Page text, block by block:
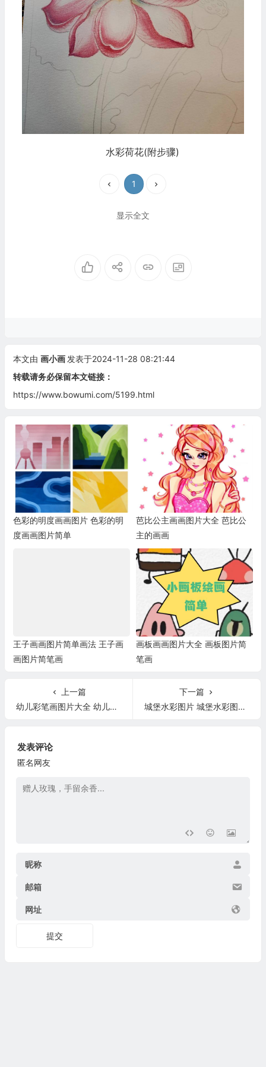
水彩荷花(附步骤)
1
显示全文
本文由 画小画 发表于2024-11-28 08:21:44
转载请务必保留本文链接：
https://www.bowumi.com/5199.html
色彩的明度画画图片 色彩的明
度画画图片简单
芭比公主画画图片大全 芭比公
主的画画
王子画画图片简单画法 王子画
画图片简笔画
画板画画图片大全 画板图片简
笔画
上一篇
幼儿彩笔画图片大全 幼儿彩绘图片大全
下一篇
城堡水彩图片 城堡水彩图片欣赏
发表评论
匿名网友
昵称
邮箱
网址
提交